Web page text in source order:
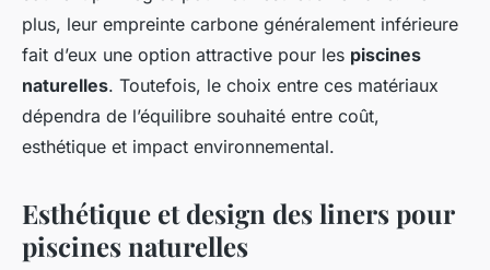
plus, leur empreinte carbone généralement inférieure
fait d’eux une option attractive pour les piscines
naturelles. Toutefois, le choix entre ces matériaux
dépendra de l’équilibre souhaité entre coût,
esthétique et impact environnemental.
Esthétique et design des liners pour
piscines naturelles